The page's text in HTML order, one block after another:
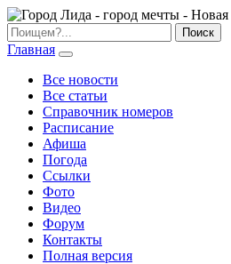
Главная
Все новости
Все статьи
Справочник номеров
Расписание
Афиша
Погода
Ссылки
Фото
Видео
Форум
Контакты
Полная версия